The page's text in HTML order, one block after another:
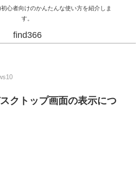
心者向けのかんたんな使い方を紹介しま
す。
find366
クトップ画面の表示につ